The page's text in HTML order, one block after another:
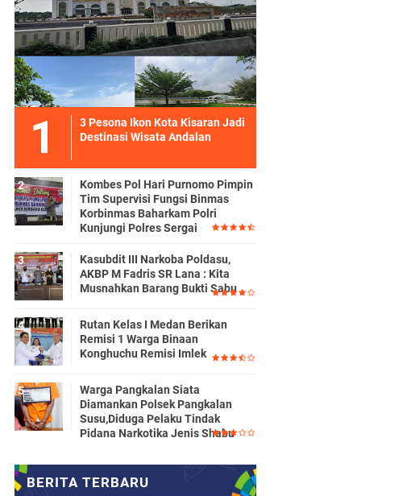
3 Pesona Ikon Kota Kisaran Jadi
Destinasi Wisata Andalan
Kombes Pol Hari Purnomo Pimpin
Tim Supervisi Fungsi Binmas
Korbinmas Baharkam Polri
Kunjungi Polres Sergai
Kasubdit III Narkoba Poldasu,
AKBP M Fadris SR Lana : Kita
Musnahkan Barang Bukti Sabu
Rutan Kelas I Medan Berikan
Remisi 1 Warga Binaan
Konghuchu Remisi Imlek
Warga Pangkalan Siata
Diamankan Polsek Pangkalan
Susu,Diduga Pelaku Tindak
Pidana Narkotika Jenis Shabu